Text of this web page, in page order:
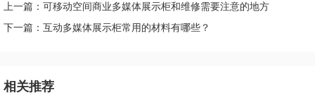
上一篇：可移动空间商业多媒体展示柜和维修需要注意的地方
下一篇：互动多媒体展示柜常用的材料有哪些？
相关推荐